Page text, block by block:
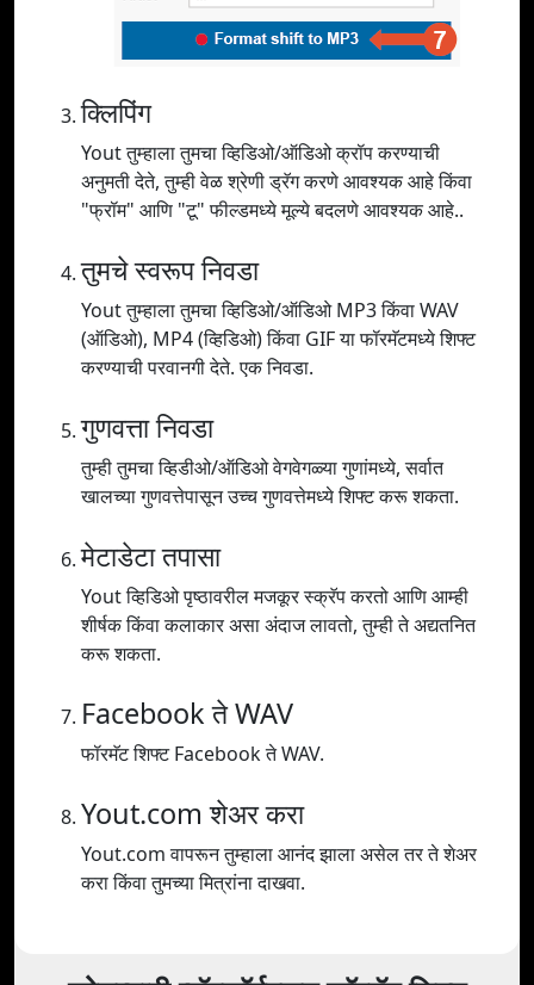
क्लिपिंग
Yout तुम्हाला तुमचा व्हिडिओ/ऑडिओ क्रॉप करण्याची
अनुमती देते, तुम्ही वेळ श्रेणी ड्रॅग करणे आवश्यक आहे किंवा
"फ्रॉम" आणि "टू" फील्डमध्ये मूल्ये बदलणे आवश्यक आहे..
तुमचे स्वरूप निवडा
Yout तुम्हाला तुमचा व्हिडिओ/ऑडिओ MP3 किंवा WAV
(ऑडिओ), MP4 (व्हिडिओ) किंवा GIF या फॉरमॅटमध्ये शिफ्ट
करण्याची परवानगी देते. एक निवडा.
गुणवत्ता निवडा
तुम्ही तुमचा व्हिडीओ/ऑडिओ वेगवेगळ्या गुणांमध्ये, सर्वात
खालच्या गुणवत्तेपासून उच्च गुणवत्तेमध्ये शिफ्ट करू शकता.
मेटाडेटा तपासा
Yout व्हिडिओ पृष्ठावरील मजकूर स्क्रॅप करतो आणि आम्ही
शीर्षक किंवा कलाकार असा अंदाज लावतो, तुम्ही ते अद्यतनित
करू शकता.
Facebook ते WAV
फॉरमॅट शिफ्ट Facebook ते WAV.
Yout.com शेअर करा
Yout.com वापरून तुम्हाला आनंद झाला असेल तर ते शेअर
करा किंवा तुमच्या मित्रांना दाखवा.